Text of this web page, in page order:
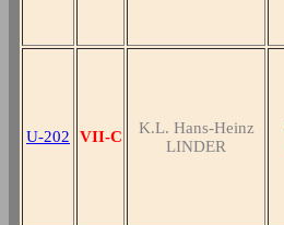
U-202 VII-C
K.L. Hans-Heinz
LINDER